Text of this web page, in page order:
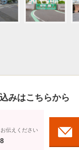
みはこちらから
伝えください